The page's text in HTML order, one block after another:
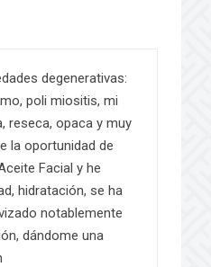
degenerativas:
poli miositis, mi
reseca, opaca y muy
la oportunidad de
Facial y he
hidratación, se ha
notablemente
dándome una